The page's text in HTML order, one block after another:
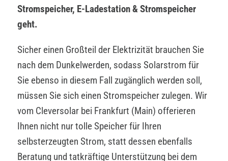
Stromspeicher, E-Ladestation & Stromspeicher
geht.
Sicher einen Großteil der Elektrizität brauchen Sie
nach dem Dunkelwerden, sodass Solarstrom für
Sie ebenso in diesem Fall zugänglich werden soll,
müssen Sie sich einen Stromspeicher zulegen. Wir
vom Cleversolar bei Frankfurt (Main) offerieren
Ihnen nicht nur tolle Speicher für Ihren
selbsterzeugten Strom, statt dessen ebenfalls
Beratung und tatkräftige Unterstützung bei dem